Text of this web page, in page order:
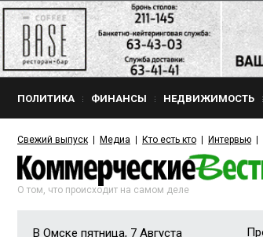
ПОЛИТИКА ФИНАНСЫ НЕДВИЖИМОСТЬ
Свежий выпуск Медиа Кто есть кто Интервью
О том, что происходит на самом деле
В Омске пятница, 7 Августа